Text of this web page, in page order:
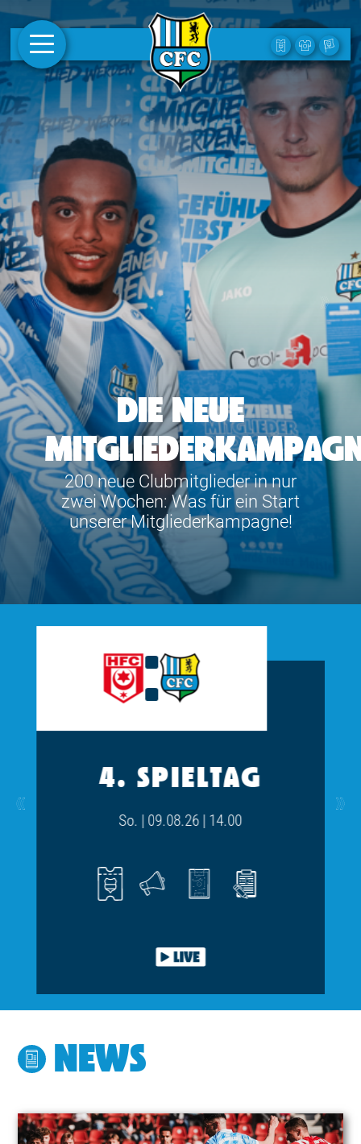
AKTUELLES
1. MANNSCHAFT
FRAUEN
CAMPUS
CLUB
CLUBMITGLIEDSCHAFT
BUSINESS
SÜDKURVE
TICKETING
prev next
DIE NEUE
200 neue Clubmitglieder in nur
zwei Wochen: Was für ein Start
unserer Mitgliederkampagne!
prev next
4. SPIELTAG
So. | 09.08.26 | 14.00
NEWS